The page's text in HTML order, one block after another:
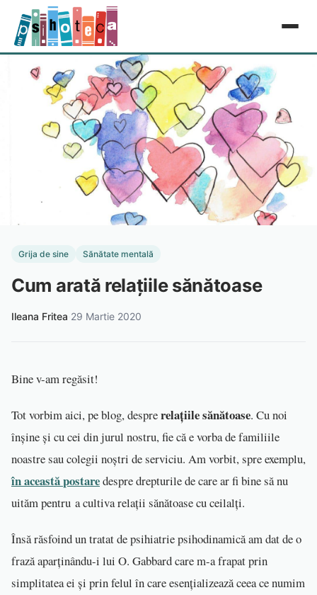
Grija de sine Sănătate mentală
Cum arată relațiile sănătoase
Ileana Fritea 29 Martie 2020
Bine v-am regăsit!
Tot vorbim aici, pe blog, desprerelațiile sănătoase. Cu noi
înșine și cu cei din jurul nostru, fie că e vorba de familiile
noastre sau colegii noștri de serviciu. Am vorbit, spre exemplu,
înaceastăpostaredespre drepturile de care ar fi bine să nu
uităm pentru a cultiva relații sănătoase cu ceilalți.
Însă răsfoind un tratat de psihiatrie psihodinamică am dat de o
frază aparținându-i lui O. Gabbard care m-a frapat prin
simplitatea ei și prin felul în care esențializează ceea ce numim